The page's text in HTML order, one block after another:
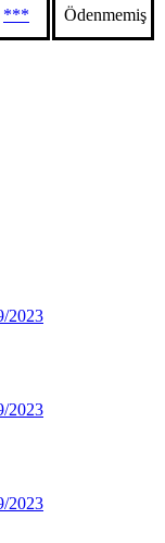
*** Ödenmemiş
2023
2023
2023